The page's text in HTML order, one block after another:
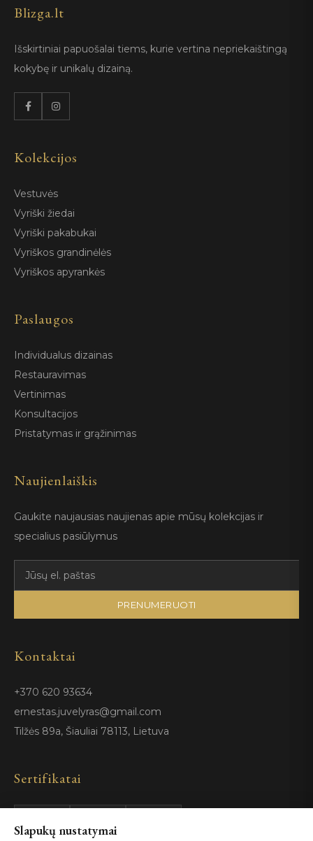
Blizga.lt
Išskirtiniai papuošalai tiems, kurie vertina nepriekaištingą
kokybę ir unikalų dizainą.
Kolekcijos
Vestuvės
Vyriški žiedai
Vyriški pakabukai
Vyriškos grandinėlės
Vyriškos apyrankės
Paslaugos
Individualus dizainas
Restauravimas
Vertinimas
Konsultacijos
Pristatymas ir grąžinimas
Naujienlaiškis
Gaukite naujausias naujienas apie mūsų kolekcijas ir
specialius pasiūlymus
PRENUMERUOTI
Kontaktai
+370 620 93634
ernestas.juvelyras@gmail.com
Tilžės 89a, Šiauliai 78113, Lietuva
Sertifikatai
GIA
Certified
ISO 9001
Slapukų nustatymai